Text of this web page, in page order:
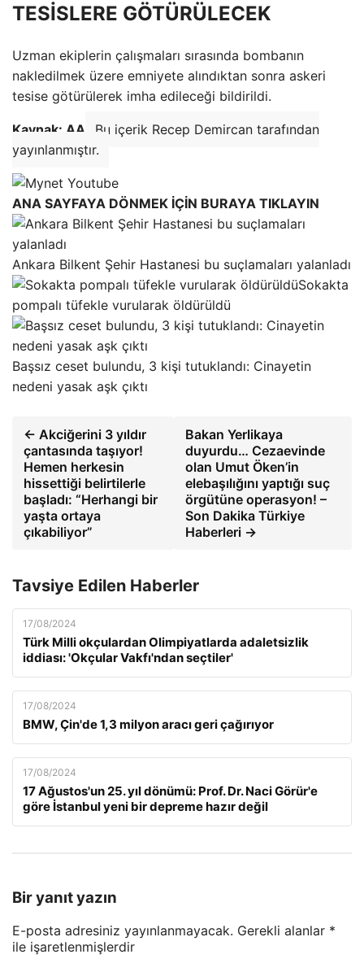
TESİSLERE GÖTÜRÜLECEK
Uzman ekiplerin çalışmaları sırasında bombanın
nakledilmek üzere emniyete alındıktan sonra askeri
tesise götürülerek imha edileceği bildirildi.
Kaynak: AA
Bu içerik Recep Demircan tarafından
yayınlanmıştır.
ANA SAYFAYA DÖNMEK İÇİN BURAYA TIKLAYIN
Ankara Bilkent Şehir Hastanesi bu suçlamaları yalanladı
Sokakta
pompalı tüfekle vurularak öldürüldü
Başsız ceset bulundu, 3 kişi tutuklandı: Cinayetin
nedeni yasak aşk çıktı
← Akciğerini 3 yıldır
çantasında taşıyor!
Hemen herkesin
hissettiği belirtilerle
başladı: “Herhangi bir
yaşta ortaya
çıkabiliyor”
Bakan Yerlikaya
duyurdu… Cezaevinde
olan Umut Öken’in
elebaşılığını yaptığı suç
örgütüne operasyon! –
Son Dakika Türkiye
Haberleri →
Tavsiye Edilen Haberler
17/08/2024
Türk Milli okçulardan Olimpiyatlarda adaletsizlik
iddiası: 'Okçular Vakfı'ndan seçtiler'
17/08/2024
BMW, Çin'de 1,3 milyon aracı geri çağırıyor
17/08/2024
17 Ağustos'un 25. yıl dönümü: Prof. Dr. Naci Görür'e
göre İstanbul yeni bir depreme hazır değil
Bir yanıt yazın
E-posta adresiniz yayınlanmayacak. Gerekli alanlar *
ile işaretlenmişlerdir